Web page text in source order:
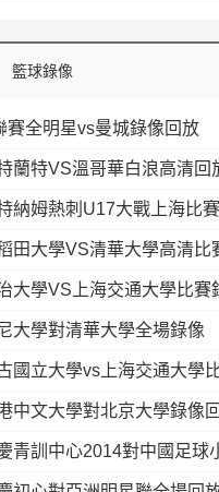
籃球錄像
賽全明星vs曼城錄像回放
蘭特VS溫哥華白浪高清回
納姆熱刺U17大戰上海比
田大學VS清華大學高清比
大學VS上海交通大學比賽
大學對清華大學全場錄像
中文大學對北京大學錄像